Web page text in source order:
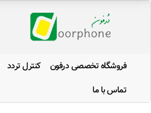
فروشگاه تخصصی درفون کنترل تردد
تماس با ما